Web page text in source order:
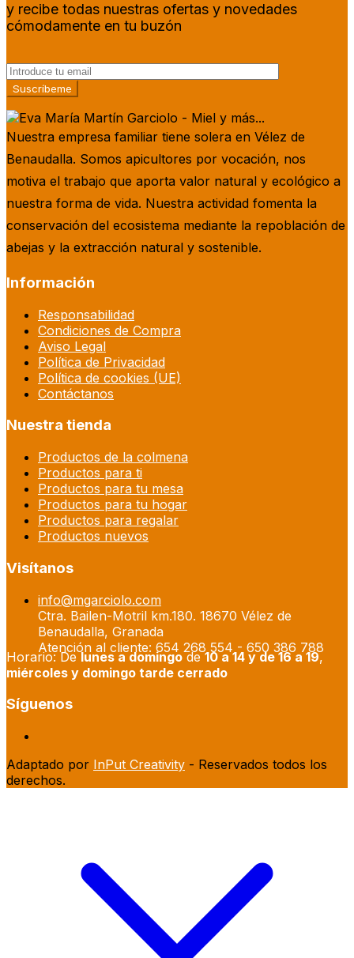
y recibe todas nuestras ofertas y novedades
cómodamente en tu buzón
Nuestra empresa familiar tiene solera en Vélez de
Benaudalla. Somos apicultores por vocación, nos
motiva el trabajo que aporta valor natural y ecológico a
nuestra forma de vida. Nuestra actividad fomenta la
conservación del ecosistema mediante la repoblación de
abejas y la extracción natural y sostenible.
Información
Responsabilidad
Condiciones de Compra
Aviso Legal
Política de Privacidad
Política de cookies (UE)
Contáctanos
Nuestra tienda
Productos de la colmena
Productos para ti
Productos para tu mesa
Productos para tu hogar
Productos para regalar
Productos nuevos
Visítanos
info@mgarciolo.com
Ctra. Bailen-Motril km.180. 18670 Vélez de
Benaudalla, Granada
Atención al cliente: 654 268 554 - 650 386 788
Horario: Delunes a domingode10 a 14 y de 16 a 19,
miércoles y domingo tarde cerrado
Síguenos
Adaptado por InPut Creativity - Reservados todos los
derechos.